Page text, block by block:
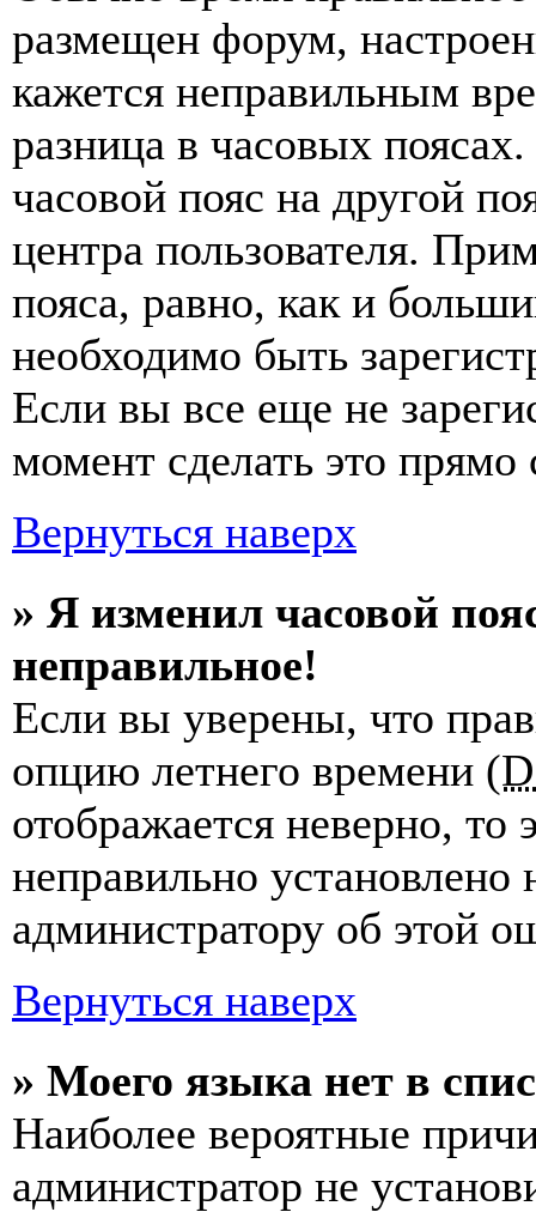
размещен форум,
кажется неправильным
разница в часовых
часовой пояс на другой
центра пользователя.
пояса, равно, как и
необходимо быть
Если вы все еще не
момент сделать это прямо
Вернуться наверх
» Я изменил часовой
неправильное!
Если вы уверены, что
опцию летнего времени (
отображается неверно, то
неправильно
администратору об этой
Вернуться наверх
» Моего языка нет в
Наиболее вероятные
администратор не